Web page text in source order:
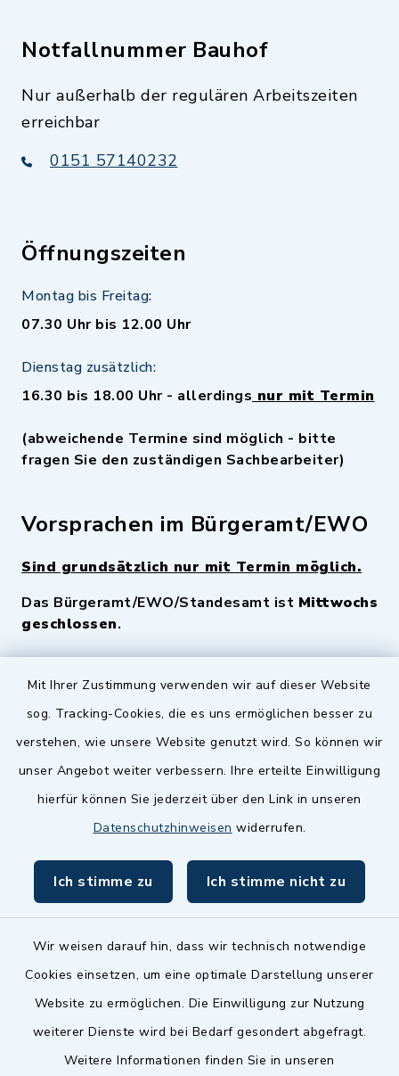
Mit Ihrer Zustimmung verwenden wir auf dieser Website
sog. Tracking-Cookies, die es uns ermöglichen besser zu
verstehen, wie unsere Website genutzt wird. So können wir
unser Angebot weiter verbessern. Ihre erteilte Einwilligung
hierfür können Sie jederzeit über den Link in unseren
Datenschutzhinweisen widerrufen.
Ich stimme zu Ich stimme nicht zu
Wir weisen darauf hin, dass wir technisch notwendige
Cookies einsetzen, um eine optimale Darstellung unserer
Website zu ermöglichen. Die Einwilligung zur Nutzung
weiterer Dienste wird bei Bedarf gesondert abgefragt.
Weitere Informationen finden Sie in unseren
Notfallnummer Bauhof
Nur außerhalb der regulären Arbeitszeiten
erreichbar
0151 57140232
Öffnungszeiten
Montag bis Freitag:
07.30 Uhr bis 12.00 Uhr
Dienstag zusätzlich:
16.30 bis 18.00 Uhr - allerdings nur mit Termin
(abweichende Termine sind möglich - bitte
fragen Sie den zuständigen Sachbearbeiter)
Vorsprachen im Bürgeramt/EWO
Sind grundsätzlich nur mit Termin möglich.
Das Bürgeramt/EWO/Standesamt ist Mittwochs
geschlossen.
Quicklinks
Zenngrund Allianz
Dillenberggruppe
inixmedia GmbH
Barrierefreiheit